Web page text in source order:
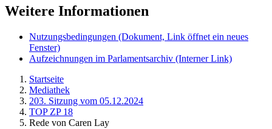
Weitere Informationen
Nutzungsbedingungen (Dokument, Link öffnet ein neues
Fenster)
Aufzeichnungen im Parlamentsarchiv (Interner Link)
Startseite
Mediathek
203. Sitzung vom 05.12.2024
TOP ZP 18
Rede von Caren Lay